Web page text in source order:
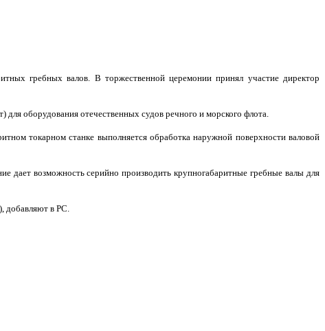
гребных валов. В торжественной церемонии принял участие директор
оборудования отечественных судов речного и морского флота.
токарном станке выполняется обработка наружной поверхности валовой
дает возможность серийно производить крупногабаритные гребные валы для
добавляют в РС.